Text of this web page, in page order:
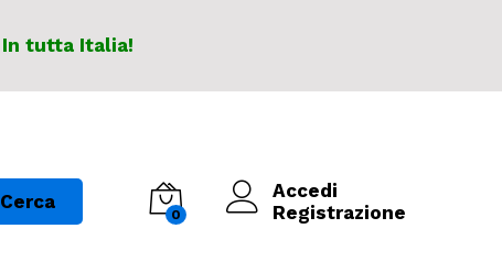
In tutta Italia!
Cerca
0
Accedi
Registrazione